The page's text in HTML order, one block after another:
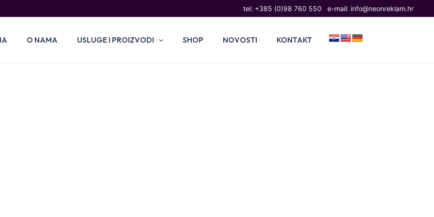
tel: +385 (0)98 760 550 e-mail: info@neonreklam.hr
O NAMA USLUGE I PROIZVODI SHOP NOVOSTI KONTAKT